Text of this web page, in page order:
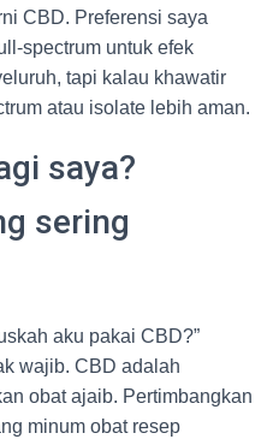
CBD. Preferensi saya
spectrum untuk efek
tapi kalau khawatir
atau isolate lebih aman.
saya?
sering
aku pakai CBD?”
wajib. CBD adalah
obat ajaib. Pertimbangkan
minum obat resep